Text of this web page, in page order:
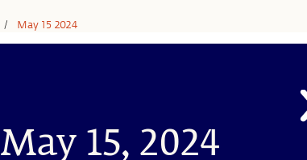
/ May 15 2024
May 15, 2024